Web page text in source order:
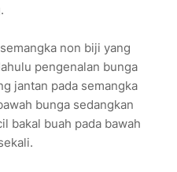
non biji yang
pengenalan bunga
jantan pada semangka
bunga sedangkan
bakal buah pada bawah